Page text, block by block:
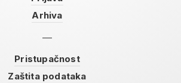
Arhiva
Pristupačnost
Zaštita podataka